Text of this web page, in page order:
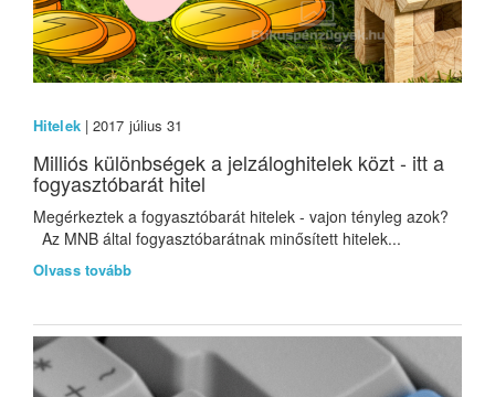
Hitelek| 2017 július 31
Milliós különbségek a jelzáloghitelek közt - itt a
fogyasztóbarát hitel
Megérkeztek a fogyasztóbarát hitelek - vajon tényleg azok?
Az MNB által fogyasztóbarátnak minősített hitelek...
Olvass tovább